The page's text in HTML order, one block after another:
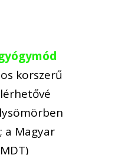
korszerű
a Magyar